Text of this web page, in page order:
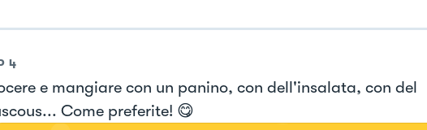
4
e mangiare con un panino, con dell'insalata, con del
Come preferite! 😋